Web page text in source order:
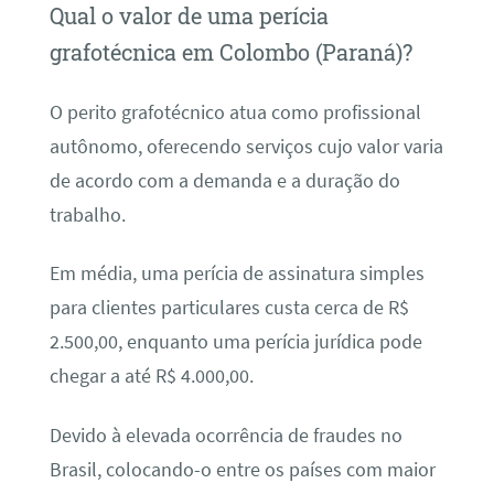
Qual o valor de uma perícia
grafotécnica em Colombo (Paraná)?
O perito grafotécnico atua como profissional
autônomo, oferecendo serviços cujo valor varia
de acordo com a demanda e a duração do
trabalho.
Em média, uma perícia de assinatura simples
para clientes particulares custa cerca de R$
2.500,00, enquanto uma perícia jurídica pode
chegar a até R$ 4.000,00.
Devido à elevada ocorrência de fraudes no
Brasil, colocando-o entre os países com maior